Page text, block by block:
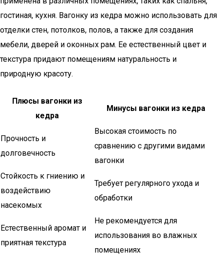
гостиная, кухня. Вагонку из кедра можно использовать для
отделки стен, потолков, полов, а также для создания
мебели, дверей и оконных рам. Ее естественный цвет и
текстура придают помещениям натуральность и
природную красоту.
Плюсы вагонки из
кедра
Минусы вагонки из кедра
Прочность и
долговечность
Высокая стоимость по
сравнению с другими видами
вагонки
Стойкость к гниению и
воздействию
насекомых
Требует регулярного ухода и
обработки
Естественный аромат и
приятная текстура
Не рекомендуется для
использования во влажных
помещениях